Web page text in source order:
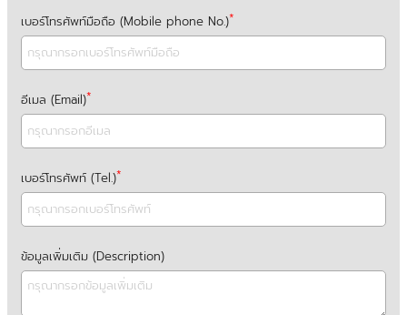
เบอร์โทรศัพท์มือถือ (Mobile phone No.)
อีเมล (Email)
เบอร์โทรศัพท์ (Tel.)
ข้อมูลเพิ่มเติม (Description)